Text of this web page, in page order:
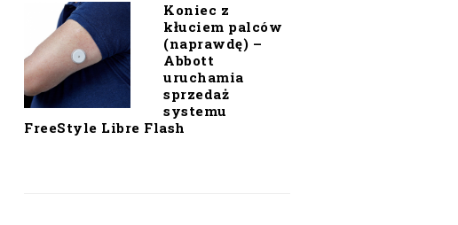
Koniec z
kłuciem palców
(naprawdę) –
Abbott
uruchamia
sprzedaż
systemu
FreeStyle Libre Flash